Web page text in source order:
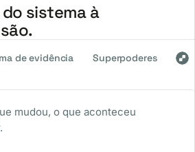
sistema à
de evidência Superpoderes
mudou, o que aconteceu